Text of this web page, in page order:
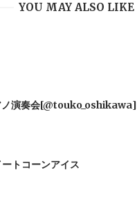
YOU MAY ALSO LIKE
演奏会[@touko_oshikawa]
トコーンアイス